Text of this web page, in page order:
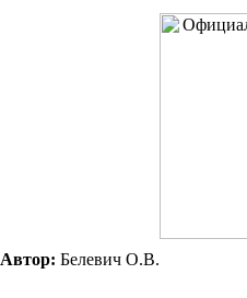
Автор: Белевич О.В.